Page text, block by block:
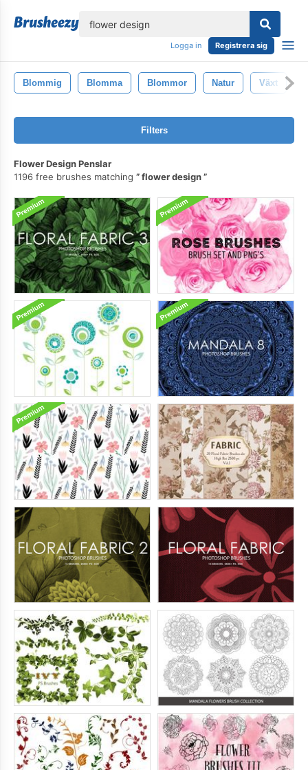
Logga in Registrera sig
Blommig Blomma Blommor Natur Växt
Filters
Flower Design Penslar
1196 free brushes matching
flower design